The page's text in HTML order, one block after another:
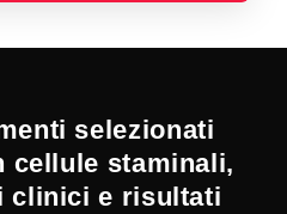
selezionati
cellule staminali,
clinici e risultati